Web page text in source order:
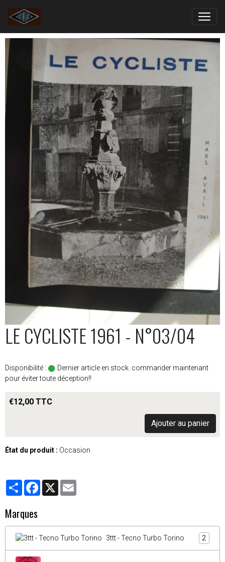
LE CYCLISTE 1961 - N°03/04
Disponibilité :
Dernier article en stock. commander maintenant
pour éviter toute déception!!
€12,00 TTC
Ajouter au panier
État du produit : Occasion
PartagerFacebook
X
Marques
3ttt - Tecno Turbo Torino 2